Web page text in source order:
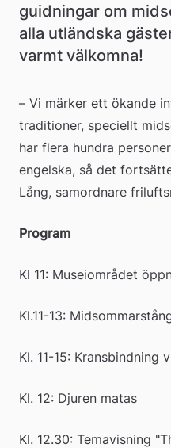
guidningar om
alla utländska
varmt välkomna!
– Vi märker ett ökande
traditioner, speciellt
har flera hundra
engelska, så det
Lång, samordnare
Program
Kl 11: Museiområdet
Kl.11-13:
Kl. 11-15: Kransbindning
Kl. 12: Djuren matas
Kl. 12.30: Temavisning